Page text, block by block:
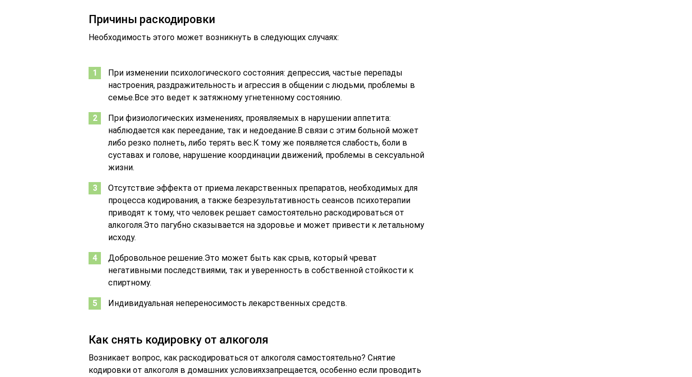
Причины раскодировки
Необходимость этого может возникнуть в следующих случаях:
При изменении психологического состояния: депрессия, частые перепады
настроения, раздражительность и агрессия в общении с людьми, проблемы в
семье.Все это ведет к затяжному угнетенному состоянию.
При физиологических изменениях, проявляемых в нарушении аппетита:
наблюдается как переедание, так и недоедание.В связи с этим больной может
либо резко полнеть, либо терять вес.К тому же появляется слабость, боли в
суставах и голове, нарушение координации движений, проблемы в сексуальной
жизни.
Отсутствие эффекта от приема лекарственных препаратов, необходимых для
процесса кодирования, а также безрезультативность сеансов психотерапии
приводят к тому, что человек решает самостоятельно раскодироваться от
алкоголя.Это пагубно сказывается на здоровье и может привести к летальному
исходу.
Добровольное решение.Это может быть как срыв, который чреват
негативными последствиями, так и уверенность в собственной стойкости к
спиртному.
Индивидуальная непереносимость лекарственных средств.
Как снять кодировку от алкоголя
Возникает вопрос, как раскодироваться от алкоголя самостоятельно? Снятие
кодировки от алкоголя в домашних условияхзапрещается, особенно если проводить